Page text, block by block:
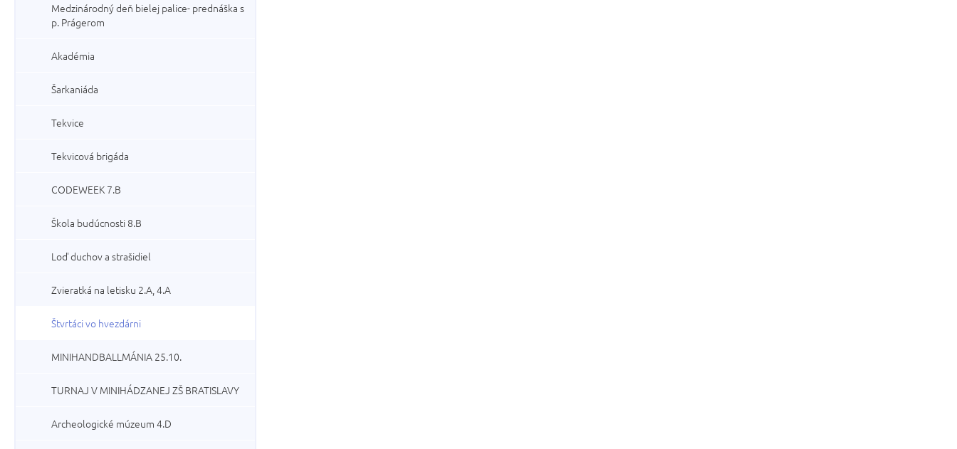
Medzinárodný deň bielej palice- prednáška s
p. Prágerom
Akadémia
Šarkaniáda
Tekvice
Tekvicová brigáda
CODEWEEK 7.B
Škola budúcnosti 8.B
Loď duchov a strašidiel
Zvieratká na letisku 2.A, 4.A
Štvrtáci vo hvezdárni
MINIHANDBALLMÁNIA 25.10.
TURNAJ V MINIHÁDZANEJ ZŠ BRATISLAVY
Archeologické múzeum 4.D